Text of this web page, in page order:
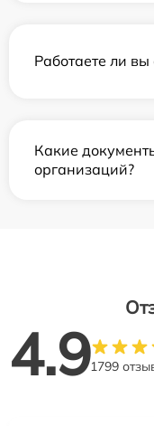
Работаете ли
Какие
организаций?
4.91799